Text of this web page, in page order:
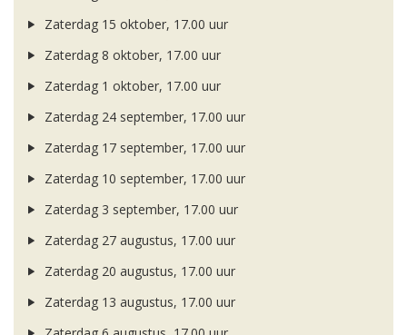
Zaterdag 15 oktober, 17.00 uur
Zaterdag 8 oktober, 17.00 uur
Zaterdag 1 oktober, 17.00 uur
Zaterdag 24 september, 17.00 uur
Zaterdag 17 september, 17.00 uur
Zaterdag 10 september, 17.00 uur
Zaterdag 3 september, 17.00 uur
Zaterdag 27 augustus, 17.00 uur
Zaterdag 20 augustus, 17.00 uur
Zaterdag 13 augustus, 17.00 uur